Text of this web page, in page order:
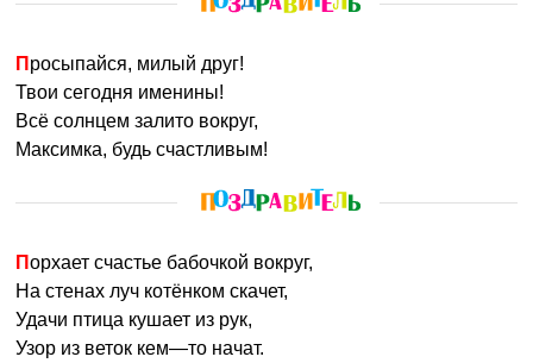
Просыпайся, милый друг!
Твои сегодня именины!
Всё солнцем залито вокруг,
Максимка, будь счастливым!
Порхает счастье бабочкой вокруг,
На стенах луч котёнком скачет,
Удачи птица кушает из рук,
Узор из веток кем—то начат.